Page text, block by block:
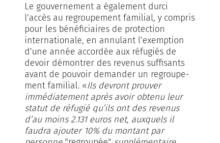
Le gouvernement a également durci
l’accès au regroupement familial, y compris
pour les bénéficiaires de protection
internationale, en annulant l’exemption
d’une année accordée aux réfugiés de
devoir démontrer des revenus suffisants
avant de pouvoir demander un regroupe­
ment familial. «Ils devront prouver
immédiatement après avoir obtenu leur
statut de réfugié qu’ils ont des re­venus
d’au moins 2.131 euros net, auxquels il
faudra ajouter 10% du montant par